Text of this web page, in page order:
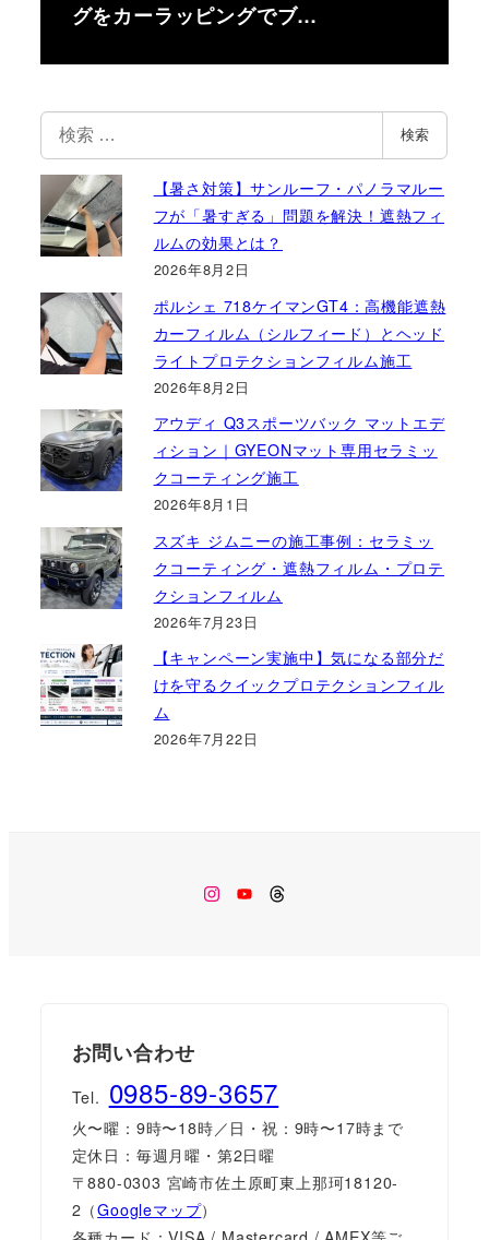
グをカーラッピングでブ…
検
索
検索
【暑さ対策】サンルーフ・パノラマルー
フが「暑すぎる」問題を解決！遮熱フィ
ルムの効果とは？
2026年8月2日
ポルシェ 718ケイマンGT4：高機能遮熱
カーフィルム（シルフィード）とヘッド
ライトプロテクションフィルム施工
2026年8月2日
アウディ Q3スポーツバック マットエデ
ィション｜GYEONマット専用セラミッ
クコーティング施工
2026年8月1日
スズキ ジムニーの施工事例：セラミッ
クコーティング・遮熱フィルム・プロテ
クションフィルム
2026年7月23日
【キャンペーン実施中】気になる部分だ
けを守るクイックプロテクションフィル
ム
2026年7月22日
Instagram
YoutubeThreads
お問い合わせ
Tel. 0985-89-3657
火〜曜：9時〜18時／日・祝：9時〜17時まで
定休日：毎週月曜・第2日曜
〒880-0303 宮崎市佐土原町東上那珂18120-
2（Googleマップ）